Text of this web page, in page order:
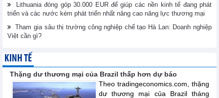
Lithuania đóng góp 30.000 EUR để giúp các nền kinh tế đang phát
triển và các nước kém phát triển nhất nâng cao năng lực thương mại
Tham gia sâu thị trường công nghiệp chế tạo Hà Lan: Doanh nghiệp
Việt cần gì?
KINH TẾ
Thặng dư thương mại của Brazil thấp hơn dự báo
Theo tradingeconomics.com, thặng
dư thương mại của Brazil tháng